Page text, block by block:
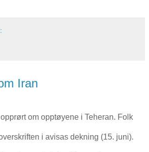
Iran
om opptøyene i Teheran. Folk
i avisas dekning (15. juni).